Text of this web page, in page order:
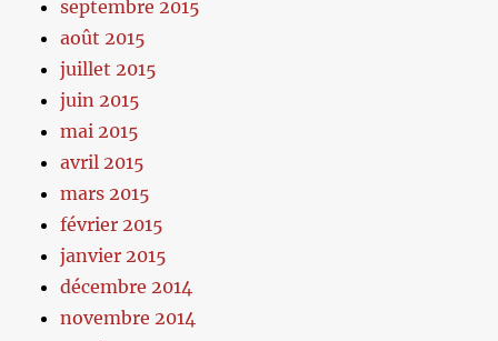
septembre 2015
août 2015
juillet 2015
juin 2015
mai 2015
avril 2015
mars 2015
février 2015
janvier 2015
décembre 2014
novembre 2014